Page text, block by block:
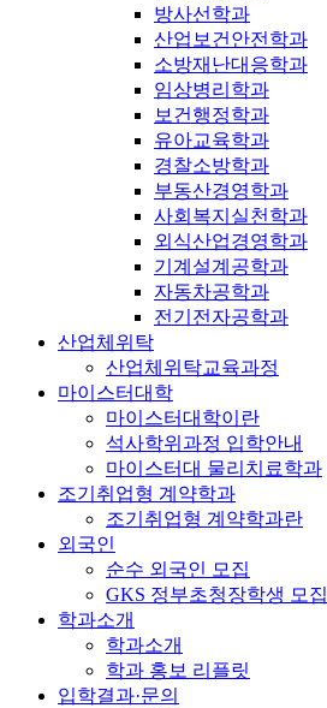
방사선학과
산업보건안전학과
소방재난대응학과
임상병리학과
보건행정학과
유아교육학과
경찰소방학과
부동산경영학과
사회복지실천학과
외식산업경영학과
기계설계공학과
자동차공학과
전기전자공학과
산업체위탁
산업체위탁교육과정
마이스터대학
마이스터대학이란
석사학위과정 입학안내
마이스터대 물리치료학과
조기취업형 계약학과
조기취업형 계약학과란
외국인
순수 외국인 모집
GKS 정부초청장학생 모집
학과소개
학과소개
학과 홍보 리플릿
입학결과·문의